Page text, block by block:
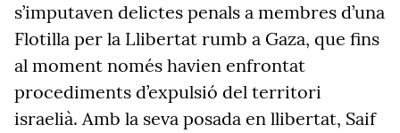
s’imputaven delictes penals a membres d’una
Flotilla per la Llibertat rumb a Gaza, que fins
al moment només havien enfrontat
procediments d’expulsió del territori
israelià. Amb la seva posada en llibertat, Saif